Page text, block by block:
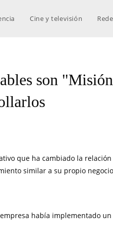
Cine y televisión
son
que ha cambiado la relación
similar a su propio
había implementado un